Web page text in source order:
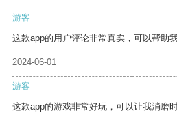
游客
这款app的用户评论非常真实，可以帮助
2024-06-01
游客
这款app的游戏非常好玩，可以让我消磨时